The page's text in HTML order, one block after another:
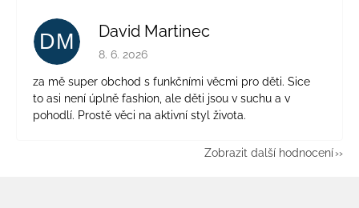
DM David Martinec
Hodnocení obchodu je 5 z 5 hvězdiček.
8. 6. 2026
za mě super obchod s funkčními věcmi pro děti. Sice
to asi není úplně fashion, ale děti jsou v suchu a v
pohodlí. Prostě věci na aktivní styl života.
Zobrazit další hodnocení